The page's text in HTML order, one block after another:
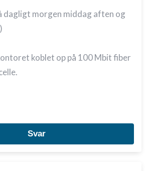
dagligt morgen middag aften og
koblet op på 100 Mbit fiber
Svar